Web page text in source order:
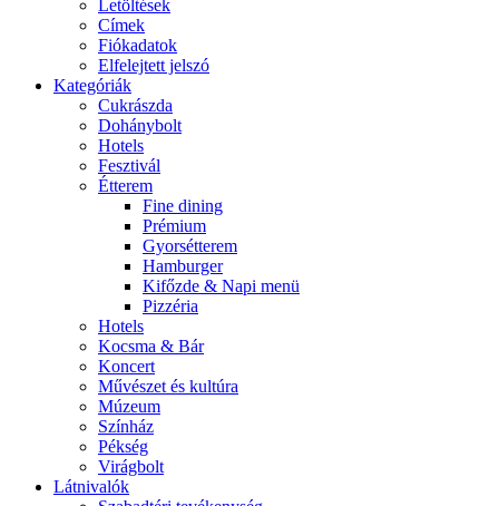
Letöltések
Címek
Fiókadatok
Elfelejtett jelszó
Kategóriák
Cukrászda
Dohánybolt
Hotels
Fesztivál
Étterem
Fine dining
Prémium
Gyorsétterem
Hamburger
Kifőzde & Napi menü
Pizzéria
Hotels
Kocsma & Bár
Koncert
Művészet és kultúra
Múzeum
Színház
Pékség
Virágbolt
Látnivalók